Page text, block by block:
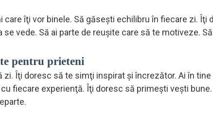
care îţi vor binele. Să găseşti echilibru în fiecare zi.
se vede. Să ai parte de reuşite care să te motiveze.
pentru prieteni
zi. Îţi doresc să te simţi inspirat şi încrezător. Ai în
fiecare experienţă. Îţi doresc să primeşti veşti